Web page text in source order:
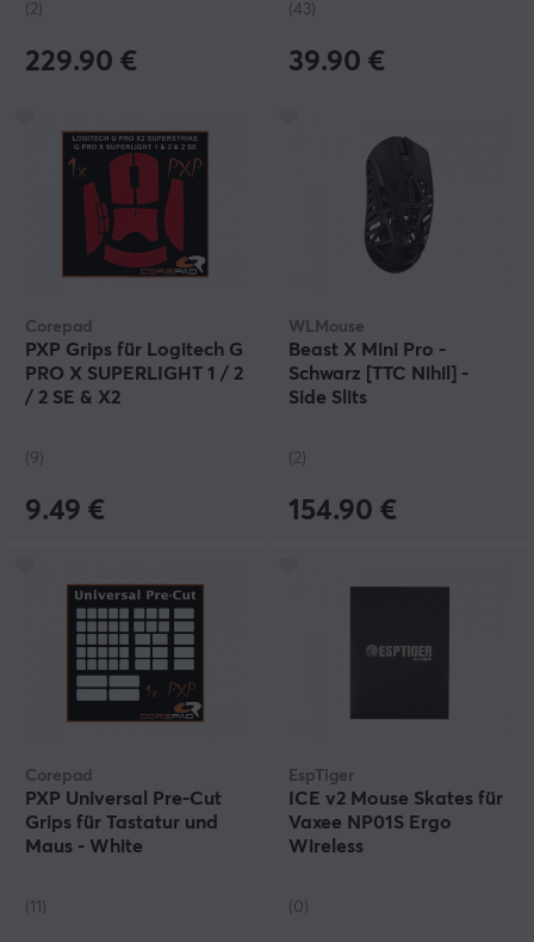
(2)
229.90 €
(43)
39.90 €
Corepad
PXP Grips für Logitech G
PRO X SUPERLIGHT 1 / 2
/ 2 SE & X2
(9)
9.49 €
WLMouse
Beast X Mini Pro -
Schwarz [TTC Nihil] -
Side Slits
(2)
154.90 €
Corepad
PXP Universal Pre-Cut
Grips für Tastatur und
Maus - White
(11)
EspTiger
ICE v2 Mouse Skates für
Vaxee NP01S Ergo
Wireless
(0)